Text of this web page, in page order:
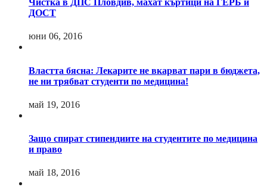
Чистка в ДПС Пловдив, махат къртици на ГЕРБ и
ДОСТ
юни 06, 2016
Властта бясна: Лекарите не вкарват пари в бюджета,
не ни трябват студенти по медицина!
май 19, 2016
Защо спират стипендиите на студентите по медицина
и право
май 18, 2016